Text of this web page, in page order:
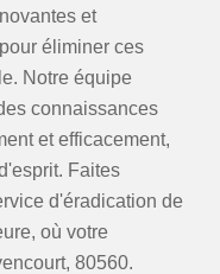
et
éliminer ces
Notre équipe
connaissances
et efficacement,
Faites
d'éradication de
où votre
80560.